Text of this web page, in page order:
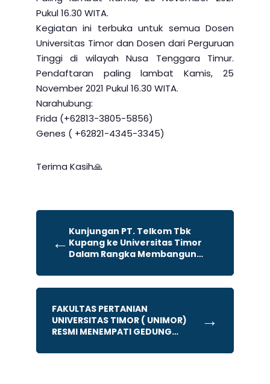
Pukul 16.30 WITA.
Kegiatan ini terbuka untuk semua Dosen
Universitas Timor dan Dosen dari Perguruan
Tinggi di wilayah Nusa Tenggara Timur.
Pendaftaran paling lambat Kamis, 25
November 2021 Pukul 16.30 WITA.
Narahubung:
Frida (+62813-3805-5856)
Genes ( +62821-4345-3345)
Terima Kasih🙏
← Kunjungan PT. Telkom Tbk
Kupang ke Universitas Timor
Dalam Rangka Membangun
Jaringan Internet Di Kampus
Universitas Timor
FAKULTAS PERTANIAN
UNIVERSITAS TIMOR ( UNIMOR)
RESMI MENEMPATI GEDUNG
→